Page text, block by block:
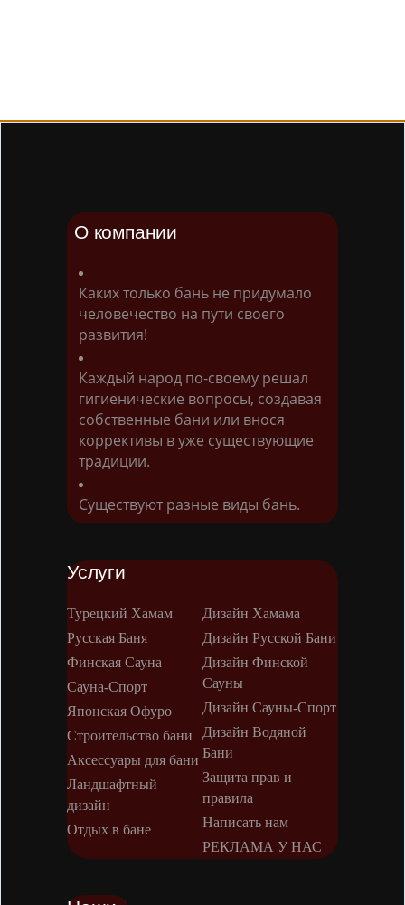
О компании
Каких только бань не придумало
человечество на пути своего
развития!
Каждый народ по-своему решал
гигиенические вопросы, создавая
собственные бани или внося
коррективы в уже существующие
традиции.
Существуют разные виды бань.
Услуги
Турецкий Хамам
Русская Баня
Финская Сауна
Сауна-Спорт
Японская Офуро
Строительство бани
Аксессуары для бани
Ландшафтный
дизайн
Отдых в бане
Дизайн Хамама
Дизайн Русской Бани
Дизайн Финской
Сауны
Дизайн Сауны-Спорт
Дизайн Водяной
Бани
Защита прав и
правила
Написать нам
РЕКЛАМА У НАС